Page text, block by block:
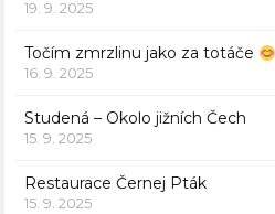
19. 9. 2025
Točím zmrzlinu jako za totáče
16. 9. 2025
Studená – Okolo jižních Čech
15. 9. 2025
Restaurace Černej Pták
15. 9. 2025